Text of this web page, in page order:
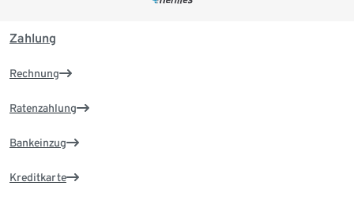
Zahlung
Rechnung
Ratenzahlung
Bankeinzug
Kreditkarte